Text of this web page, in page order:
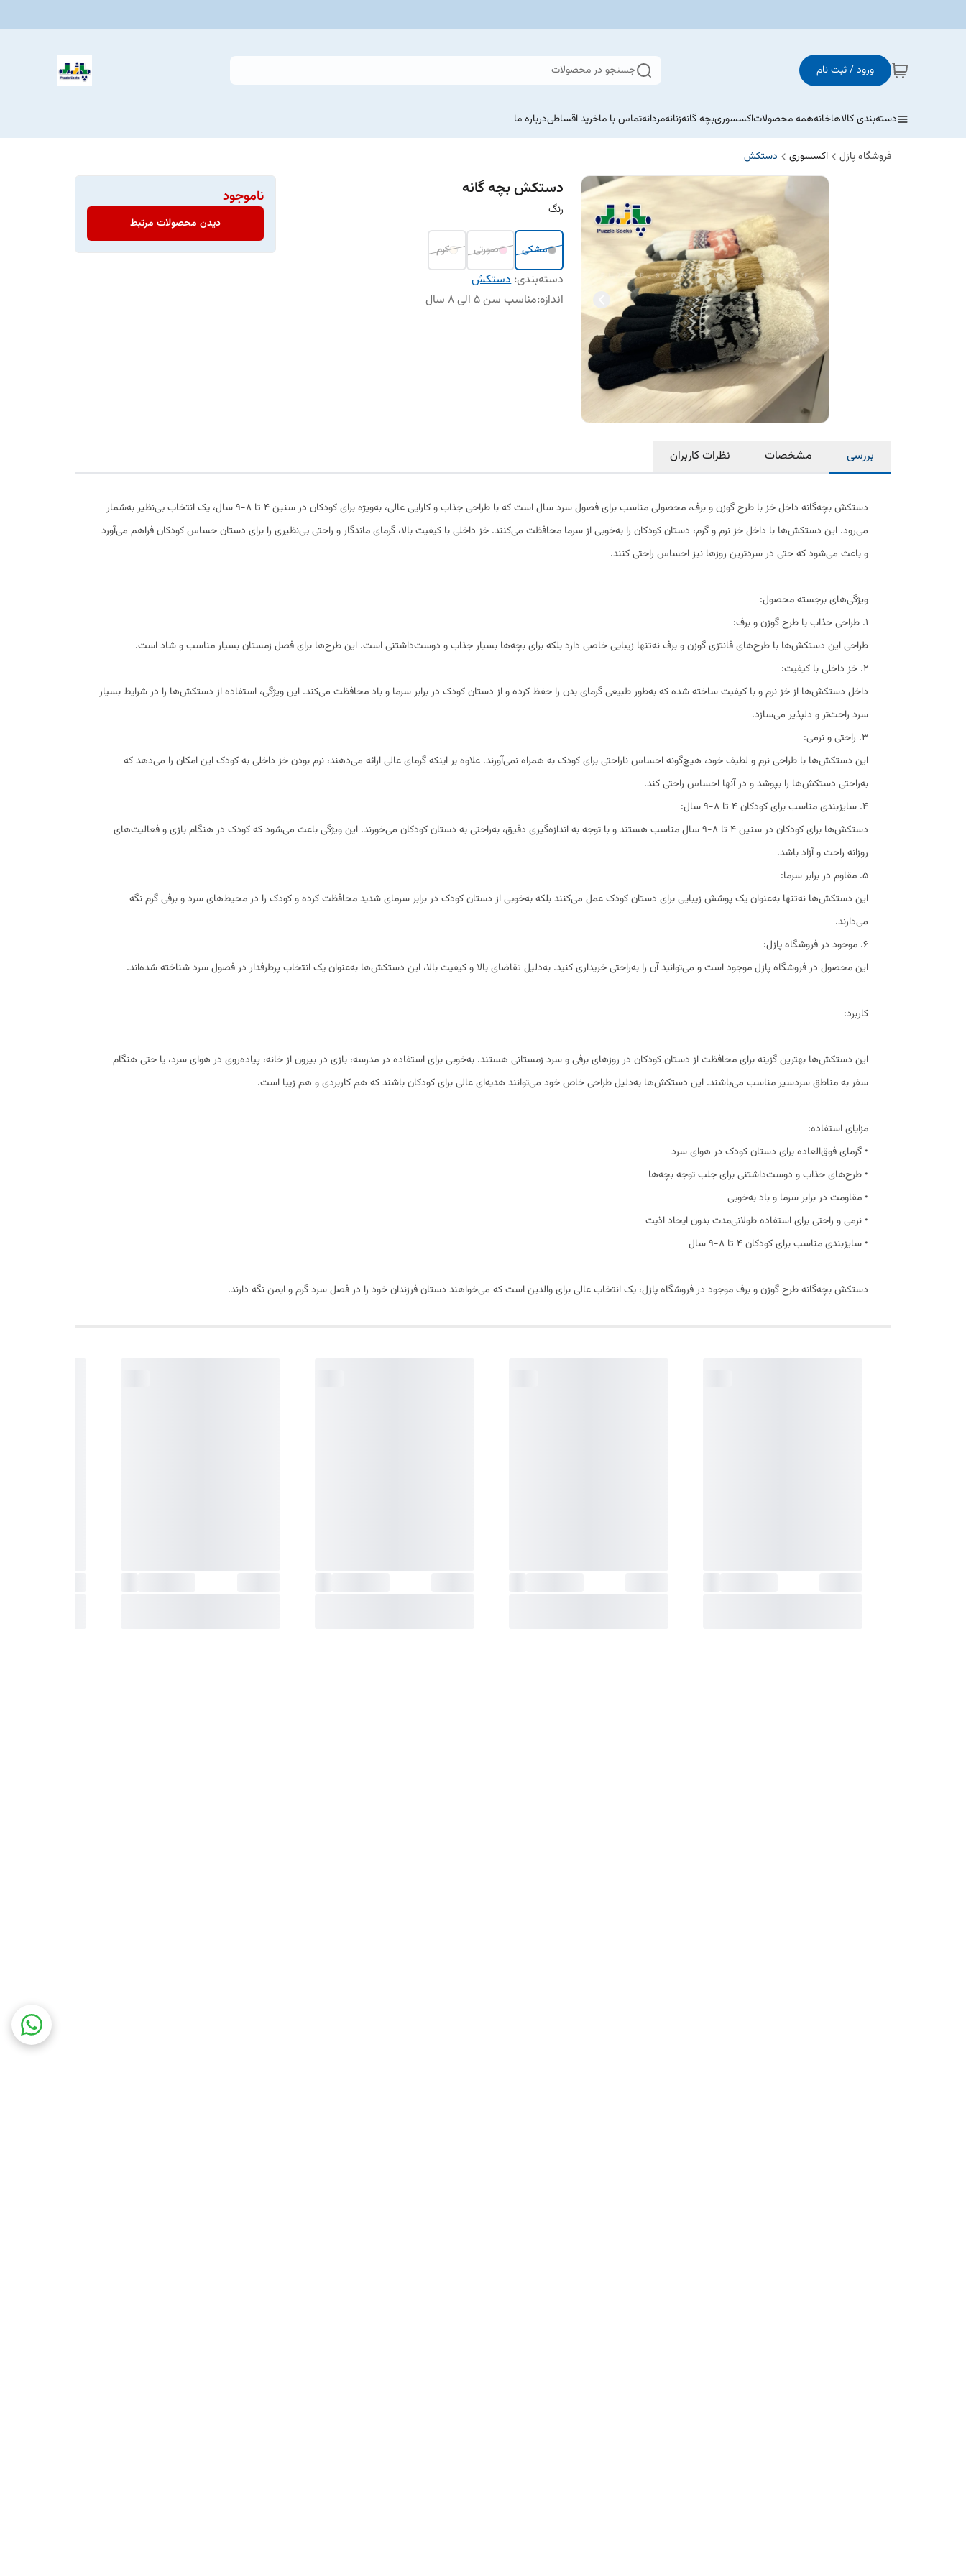
ورود / ثبت نام جستجو در محصولات
دسته‌بندی کالاهاخانههمه محصولاتاکسسوریبچه گانهزنانهمردانهتماس با ماخرید اقساطیدرباره ما
فروشگاه پازل اکسسوری دستکش
دستکش بچه گانه
رنگ
مشکی صورتی کرم
دسته‌بندی:دستکش
اندازه:مناسب سن 5 الی 8 سال
ناموجود
دیدن محصولات مرتبط
بررسی مشخصات نظرات کاربران
دستکش بچه‌گانه داخل خز با طرح گوزن و برف، محصولی مناسب برای فصول سرد سال است که با طراحی جذاب و کارایی عالی، به‌ویژه برای کودکان در سنین ۴ تا ۸-۹ سال، یک انتخاب بی‌نظیر به‌شمار
می‌رود. این دستکش‌ها با داخل خز نرم و گرم، دستان کودکان را به‌خوبی از سرما محافظت می‌کنند. خز داخلی با کیفیت بالا، گرمای ماندگار و راحتی بی‌نظیری را برای دستان حساس کودکان فراهم می‌آورد
و باعث می‌شود که حتی در سردترین روزها نیز احساس راحتی کنند.
ویژگی‌های برجسته محصول:
1. طراحی جذاب با طرح گوزن و برف:
طراحی این دستکش‌ها با طرح‌های فانتزی گوزن و برف نه‌تنها زیبایی خاصی دارد بلکه برای بچه‌ها بسیار جذاب و دوست‌داشتنی است. این طرح‌ها برای فصل زمستان بسیار مناسب و شاد است.
2. خز داخلی با کیفیت:
داخل دستکش‌ها از خز نرم و با کیفیت ساخته شده که به‌طور طبیعی گرمای بدن را حفظ کرده و از دستان کودک در برابر سرما و باد محافظت می‌کند. این ویژگی، استفاده از دستکش‌ها را در شرایط بسیار
سرد راحت‌تر و دلپذیر می‌سازد.
3. راحتی و نرمی:
این دستکش‌ها با طراحی نرم و لطیف خود، هیچ‌گونه احساس ناراحتی برای کودک به همراه نمی‌آورند. علاوه بر اینکه گرمای عالی ارائه می‌دهند، نرم بودن خز داخلی به کودک این امکان را می‌دهد که
به‌راحتی دستکش‌ها را بپوشد و در آنها احساس راحتی کند.
4. سایزبندی مناسب برای کودکان ۴ تا ۸-۹ سال:
دستکش‌ها برای کودکان در سنین ۴ تا ۸-۹ سال مناسب هستند و با توجه به اندازه‌گیری دقیق، به‌راحتی به دستان کودکان می‌خورند. این ویژگی باعث می‌شود که کودک در هنگام بازی و فعالیت‌های
روزانه راحت و آزاد باشد.
5. مقاوم در برابر سرما:
این دستکش‌ها نه‌تنها به‌عنوان یک پوشش زیبایی برای دستان کودک عمل می‌کنند بلکه به‌خوبی از دستان کودک در برابر سرمای شدید محافظت کرده و کودک را در محیط‌های سرد و برفی گرم نگه
می‌دارند.
6. موجود در فروشگاه پازل:
این محصول در فروشگاه پازل موجود است و می‌توانید آن را به‌راحتی خریداری کنید. به‌دلیل تقاضای بالا و کیفیت بالا، این دستکش‌ها به‌عنوان یک انتخاب پرطرفدار در فصول سرد شناخته شده‌اند.
کاربرد:
این دستکش‌ها بهترین گزینه برای محافظت از دستان کودکان در روزهای برفی و سرد زمستانی هستند. به‌خوبی برای استفاده در مدرسه، بازی در بیرون از خانه، پیاده‌روی در هوای سرد، یا حتی هنگام
سفر به مناطق سردسیر مناسب می‌باشند. این دستکش‌ها به‌دلیل طراحی خاص خود می‌توانند هدیه‌ای عالی برای کودکان باشند که هم کاربردی و هم زیبا است.
مزایای استفاده:
• گرمای فوق‌العاده برای دستان کودک در هوای سرد
• طرح‌های جذاب و دوست‌داشتنی برای جلب توجه بچه‌ها
• مقاومت در برابر سرما و باد به‌خوبی
• نرمی و راحتی برای استفاده طولانی‌مدت بدون ایجاد اذیت
• سایزبندی مناسب برای کودکان ۴ تا ۸-۹ سال
دستکش بچه‌گانه طرح گوزن و برف موجود در فروشگاه پازل، یک انتخاب عالی برای والدین است که می‌خواهند دستان فرزندان خود را در فصل سرد گرم و ایمن نگه دارند.